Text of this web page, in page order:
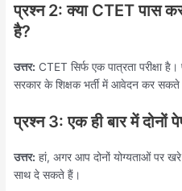
प्रश्न 2: क्या CTET पास
है?
उत्तर: CTET सिर्फ एक पात्रता परीक्षा
सरकार के शिक्षक भर्ती में आवेदन कर सकते
प्रश्न 3: एक ही बार में दोनों
उत्तर: हां, अगर आप दोनों योग्यताओं पर
साथ दे सकते हैं।